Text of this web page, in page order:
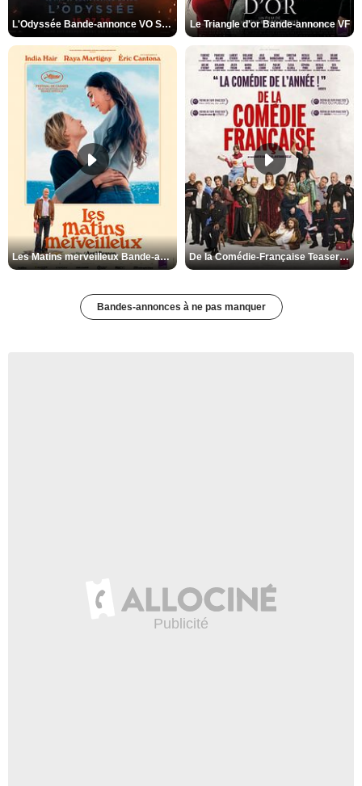
L'Odyssée Bande-annonce VO STFR Le Triangle d'or Bande-annonce VF
Les Matins merveilleux Bande-annonce VF De la Comédie-Française Teaser VF
Bandes-annonces à ne pas manquer